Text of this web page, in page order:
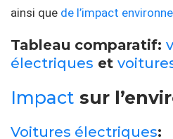
ainsi que de l’impact
Tableau comparatif:
électriques et
Impact sur
Voitures électriques: